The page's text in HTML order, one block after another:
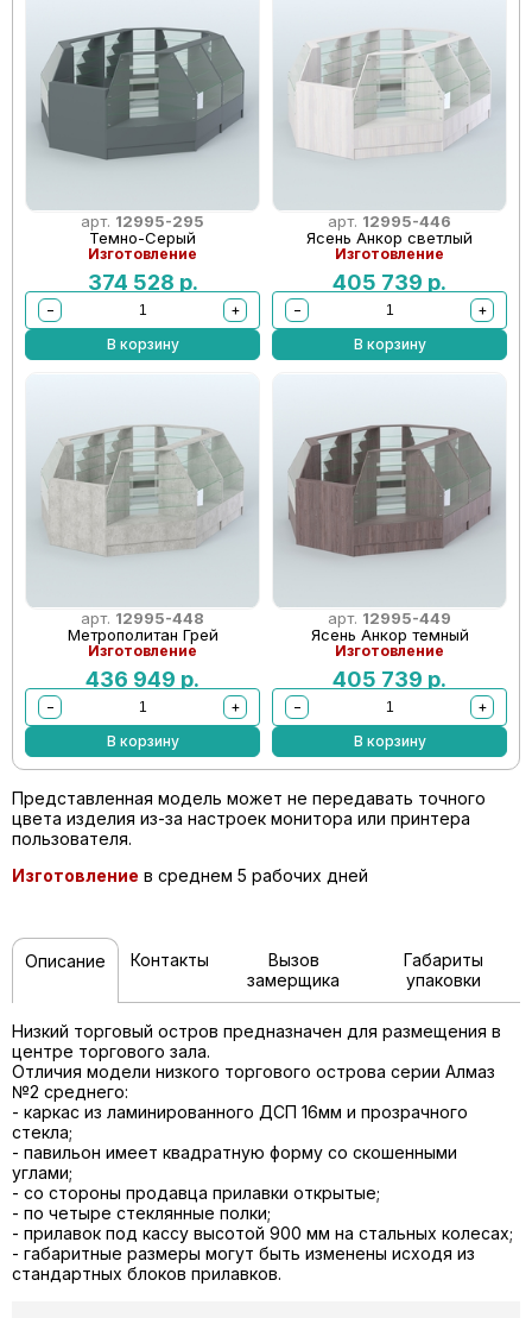
арт. 12995-295
Темно-Серый
Изготовление
374 528 р.
−
+
В корзину
арт. 12995-446
Ясень Анкор светлый
Изготовление
405 739 р.
−
+
В корзину
арт. 12995-448
Метрополитан Грей
Изготовление
436 949 р.
−
+
В корзину
арт. 12995-449
Ясень Анкор темный
Изготовление
405 739 р.
−
+
В корзину
Представленная модель может не передавать точного
цвета изделия из-за настроек монитора или принтера
пользователя.
Изготовление в среднем 5 рабочих дней
Описание Контакты
Вызов
замерщика
Габариты
упаковки
Низкий торговый остров предназначен для размещения в
центре торгового зала.
Отличия модели низкого торгового острова серии Алмаз
№2 среднего:
- каркас из ламинированного ДСП 16мм и прозрачного
стекла;
- павильон имеет квадратную форму со скошенными
углами;
- со стороны продавца прилавки открытые;
- по четыре стеклянные полки;
- прилавок под кассу высотой 900 мм на стальных колесах;
- габаритные размеры могут быть изменены исходя из
стандартных блоков прилавков.